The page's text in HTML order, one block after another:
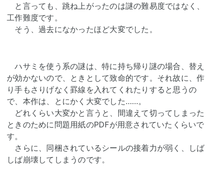
と言っても、跳ね上がったのは謎の難易度ではなく、
工作難度です。
そう、過去になかったほど大変でした。
ハサミを使う系の謎は、特に持ち帰り謎の場合、替え
が効かないので、ときとして致命的です。それ故に、作
り手もさりげなく罫線を入れてくれたりすると思うの
で、本作は、とにかく大変でした……。
どれくらい大変かと言うと、間違えて切ってしまった
ときのために問題用紙のPDFが用意されていたくらいで
す。
さらに、同梱されているシールの接着力が弱く、しば
しば崩壊してしまうのです。